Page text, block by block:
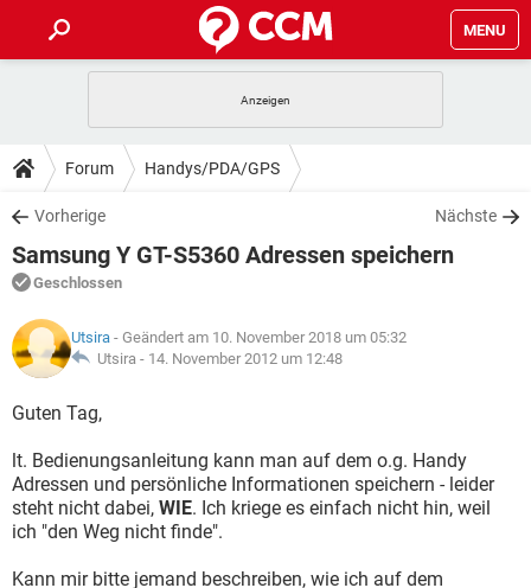
MENU
ANDROID IOS
WINDOWS 10
WHATSAPP TIKTOK
FACEBOOK
TIPPS & TRICKS
SPIELE STREAMING
WINDOWS 10
WHATSAPP
FACEBOOK HARDWARE
DOWNLOADS
SPIELE STREAMING
ANDROID
WINDOWS 10 INSTAGRAM
WHATSAPP
FACEBOOK
FORUM
SPIELE
ANDROID IOS
FACEBOOK HARDWARE
LEXIKON
SPIELE
ANDROID
WINDOWS 10 INSTAGRAM
WHATSAPP TIKTOK
FACEBOOK
Forum Handys/PDA/GPS
Vorherige Nächste
Samsung Y GT-S5360 Adressen speichern
Geschlossen
Utsira - Geändert am 10. November 2018 um 05:32
Utsira - 14. November 2012 um 12:48
Guten Tag,
lt. Bedienungsanleitung kann man auf dem o.g. Handy
Adressen und persönliche Informationen speichern - leider
steht nicht dabei, WIE. Ich kriege es einfach nicht hin, weil
ich "den Weg nicht finde".
Kann mir bitte jemand beschreiben, wie ich auf dem